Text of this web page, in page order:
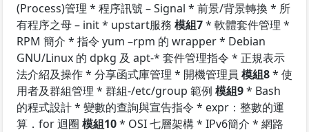
(Process)管理 * 程序訊號 – Signal * 前景/背景轉換 * 所
有程序之母 – init * upstart服務 模組7* 軟體套件管理 *
RPM 簡介 * 指令 yum –rpm 的 wrapper * Debian
GNU/Linux 的 dpkg 及 apt-* 套件管理指令 * 正規表示
法介紹及操作 * 分享函式庫管理 * 開機管理員 模組8* 使
用者及群組管理 * 群組-/etc/group 範例 模組9* Bash
的程式設計 * 變數的查詢與宣告指令 * expr：整數的運
算．for 迴圈 模組10* OSI 七層架構 * IPv6簡介 * 網路